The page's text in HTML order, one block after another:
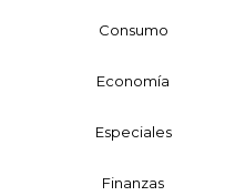
Consumo
Economía
Especiales
Finanzas